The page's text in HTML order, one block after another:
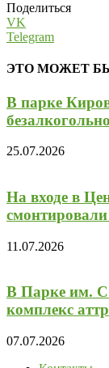
Поделиться
VK
Telegram
ЭТО МОЖЕТ
В парке
25.07.2026
На входе в
11.07.2026
В Парке им.
комплекс
07.07.2026